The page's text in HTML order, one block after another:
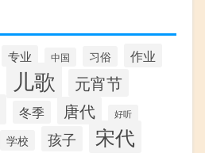
专业 中国 习俗 作业
儿歌 元宵节
冬季 唐代 好听
学校 孩子 宋代